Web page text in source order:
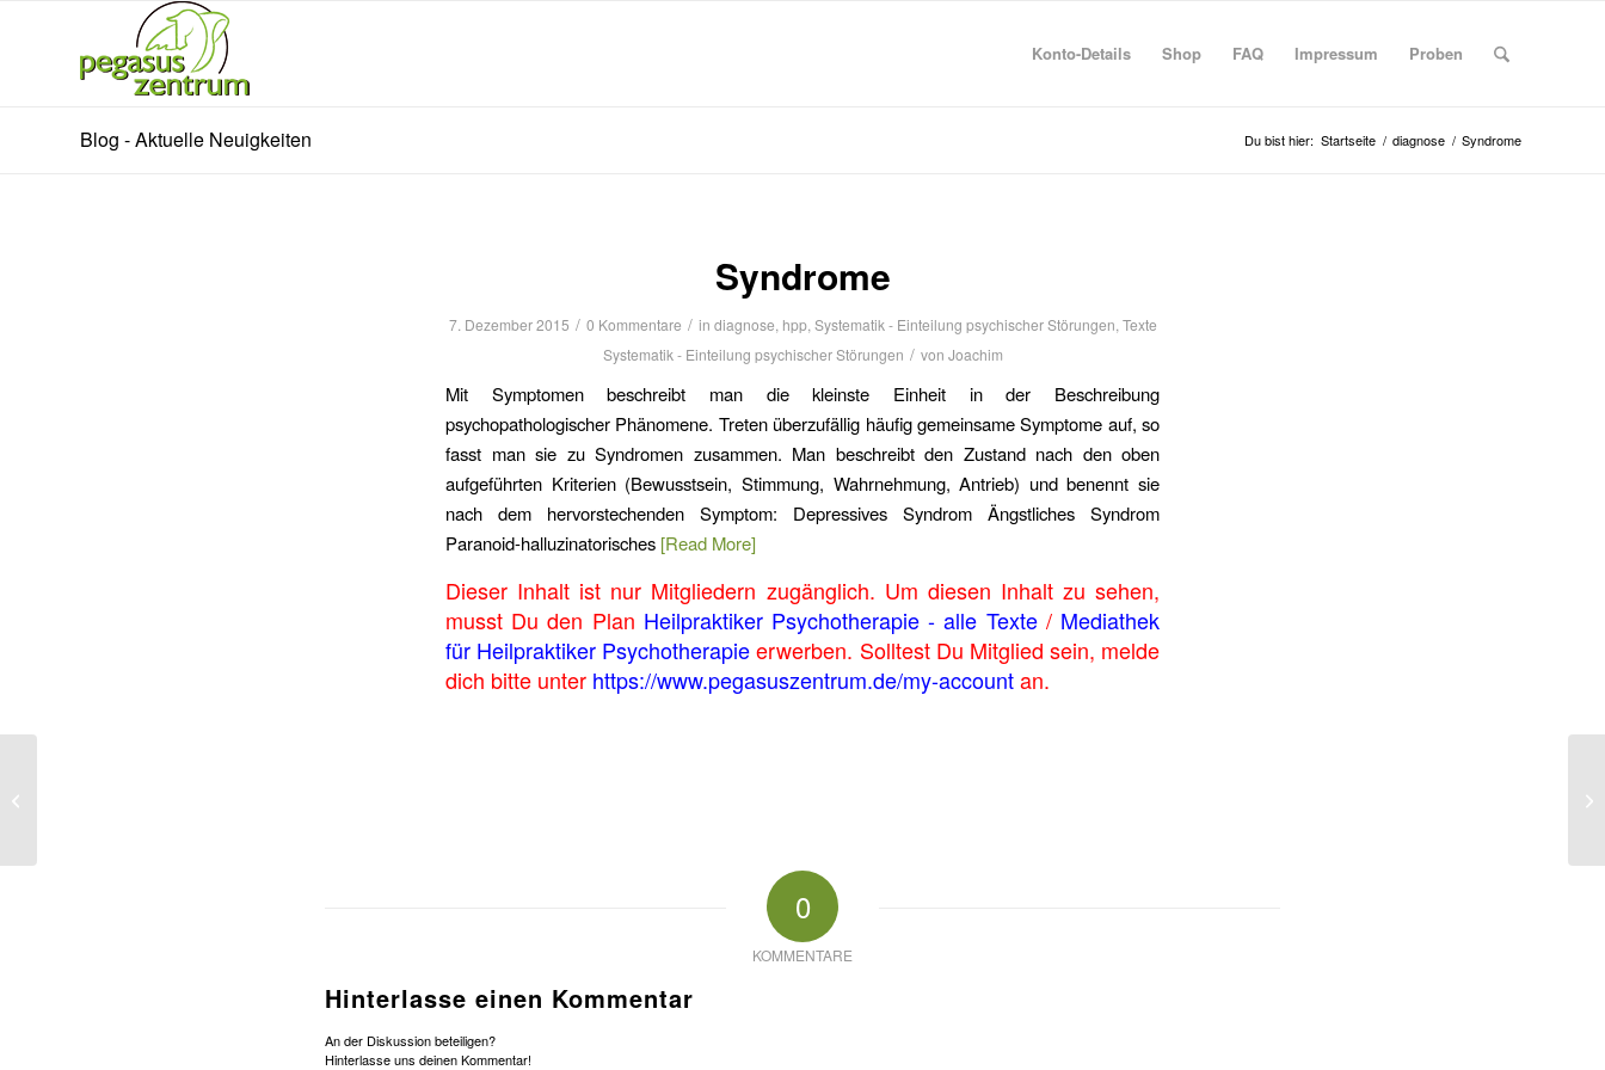
Konto-Details Shop FAQ Impressum Proben
Blog - Aktuelle Neuigkeiten Du bist hier: Startseite / diagnose / Syndrome
Syndrome
7. Dezember 2015 / 0 Kommentare / in diagnose, hpp, Systematik - Einteilung psychischer Störungen, Texte
Systematik - Einteilung psychischer Störungen / von Joachim
Mit Symptomen beschreibt man die kleinste Einheit in der Beschreibung
psychopathologischer Phänomene. Treten überzufällig häufig gemeinsame Symptome auf, so
fasst man sie zu Syndromen zusammen. Man beschreibt den Zustand nach den oben
aufgeführten Kriterien (Bewusstsein, Stimmung, Wahrnehmung, Antrieb) und benennt sie
nach dem hervorstechenden Symptom: Depressives Syndrom Ängstliches Syndrom
Paranoid-halluzinatorisches [Read More]
Dieser Inhalt ist nur Mitgliedern zugänglich. Um diesen Inhalt zu sehen,
musst Du den Plan Heilpraktiker Psychotherapie - alle Texte/ Mediathek
für Heilpraktiker Psychotherapieerwerben. Solltest Du Mitglied sein, melde
dich bitte unter https://www.pegasuszentrum.de/my-accountan.
0
KOMMENTARE
Hinterlasse einen Kommentar
An der Diskussion beteiligen?
Hinterlasse uns deinen Kommentar!